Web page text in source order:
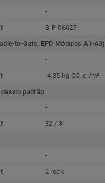
-
S-P-06627
to-Gate, EPD Módulos A1-A3)
-
-4,35 kg CO₂e /m²
padrão
-
32 / 3
-
2-lock